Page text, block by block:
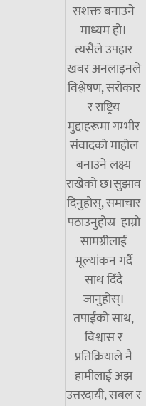
सशक्त बनाउने
माध्यम हो।
त्यसैले उपहार
खबर अनलाइनले
विश्लेषण, सरोकार
र राष्ट्रिय
मुद्दाहरूमा गम्भीर
संवादको माहोल
बनाउने लक्ष्य
राखेको छ।सुझाव
दिनुहोस्, समाचार
पठाउनुहोस्र हाम्रो
सामग्रीलाई
मूल्यांकन गर्दै
साथ दिँदै
जानुहोस्।
तपाईंको साथ,
विश्वास र
प्रतिक्रियाले नै
हामीलाई अझ
उत्तरदायी, सबल र